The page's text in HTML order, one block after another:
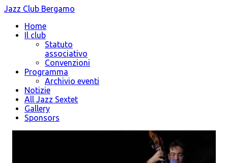
Jazz Club Bergamo
Home
Il club
Statuto
associativo
Convenzioni
Programma
Archivio eventi
Notizie
All Jazz Sextet
Gallery
Sponsors